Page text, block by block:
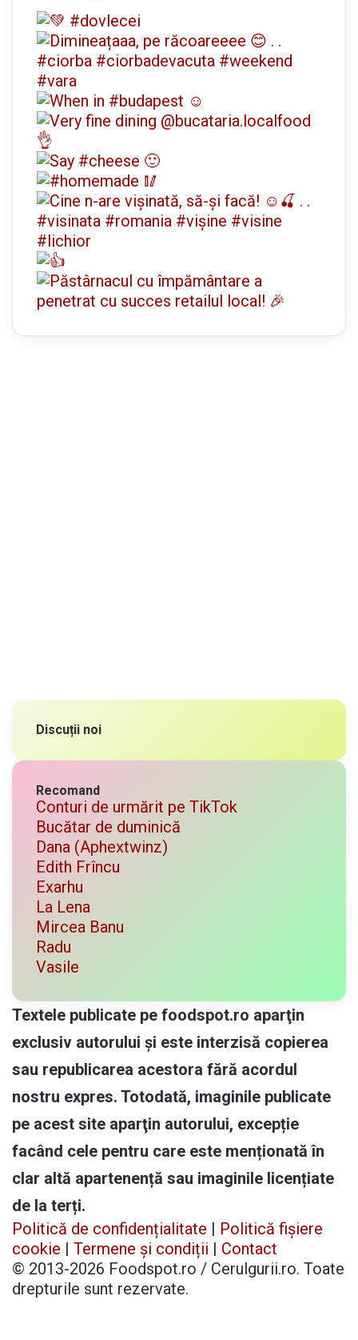
Discuții noi
Recomand
Conturi de urmărit pe TikTok
Bucătar de duminică
Dana (Aphextwinz)
Edith Frîncu
Exarhu
La Lena
Mircea Banu
Radu
Vasile
Textele publicate pe foodspot.ro aparţin
exclusiv autorului și este interzisă copierea
sau republicarea acestora fără acordul
nostru expres. Totodată, imaginile publicate
pe acest site aparţin autorului, excepție
facând cele pentru care este menționată în
clar altă apartenență sau imaginile licențiate
de la terți.
Politică de confidențialitate | Politică fișiere
cookie | Termene și condiții | Contact
© 2013-2026 Foodspot.ro / Cerulgurii.ro. Toate
drepturile sunt rezervate.